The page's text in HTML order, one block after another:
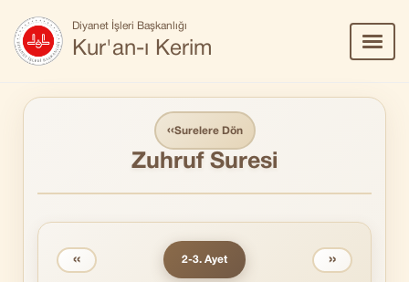
Diyanet İşleri Başkanlığı
Kur'an-ı Kerim
Aç/
‹‹Surelere Dön
Zuhruf Suresi
‹‹ 2-3. Ayet ››